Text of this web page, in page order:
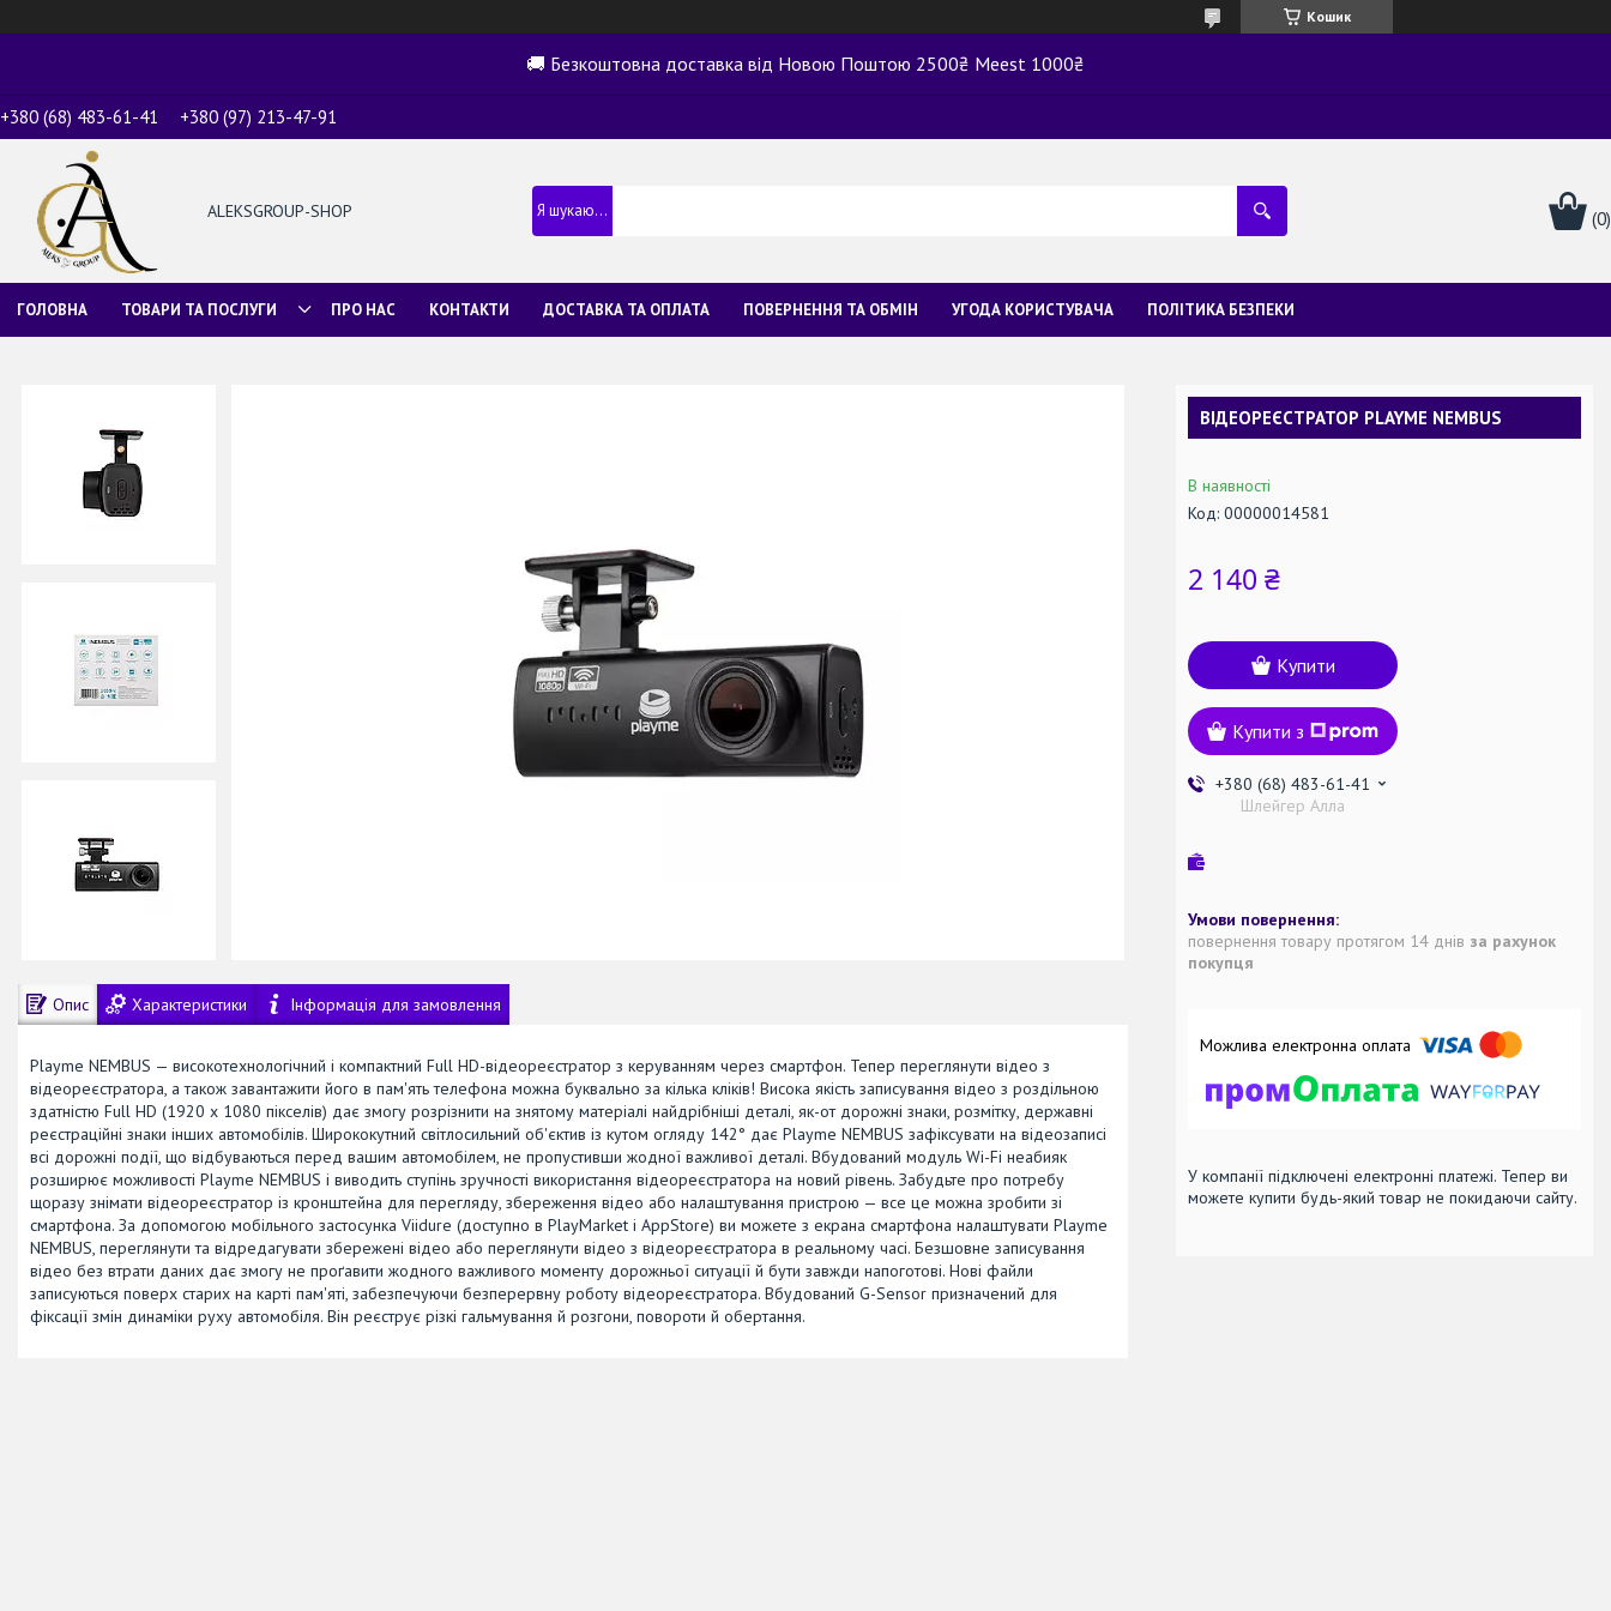
Кошик
🚚 Безкоштовна доставка від Новою Поштою 2500₴ Meest 1000₴
+380 (68) 483-61-41 +380 (97) 213-47-91
ALEKSGROUP-SHOP
ГОЛОВНА ТОВАРИ ТА ПОСЛУГИ ПРО НАС КОНТАКТИ ДОСТАВКА ТА ОПЛАТА ПОВЕРНЕННЯ ТА ОБМІН УГОДА КОРИСТУВАЧА ПОЛІТИКА БЕЗПЕКИ
Опис Характеристики Інформація для замовлення
Playme NEMBUS — високотехнологічний і компактний Full HD-відеореєстратор з керуванням через смартфон. Тепер переглянути відео з
відеореєстратора, а також завантажити його в пам'ять телефона можна буквально за кілька кліків! Висока якість записування відео з роздільною
здатністю Full HD (1920 х 1080 пікселів) дає змогу розрізнити на знятому матеріалі найдрібніші деталі, як-от дорожні знаки, розмітку, державні
реєстраційні знаки інших автомобілів. Ширококутний світлосильний об'єктив із кутом огляду 142° дає Playme NEMBUS зафіксувати на відеозаписі
всі дорожні події, що відбуваються перед вашим автомобілем, не пропустивши жодної важливої деталі. Вбудований модуль Wi-Fi неабияк
розширює можливості Playme NEMBUS і виводить ступінь зручності використання відеореєстратора на новий рівень. Забудьте про потребу
щоразу знімати відеореєстратор із кронштейна для перегляду, збереження відео або налаштування пристрою — все це можна зробити зі
смартфона. За допомогою мобільного застосунка Viidure (доступно в PlayMarket і AppStore) ви можете з екрана смартфона налаштувати Playme
NEMBUS, переглянути та відредагувати збережені відео або переглянути відео з відеореєстратора в реальному часі. Безшовне записування
відео без втрати даних дає змогу не проґавити жодного важливого моменту дорожньої ситуації й бути завжди напоготові. Нові файли
записуються поверх старих на карті пам'яті, забезпечуючи безперервну роботу відеореєстратора. Вбудований G-Sensor призначений для
фіксації змін динаміки руху автомобіля. Він реєструє різкі гальмування й розгони, повороти й обертання.
ВІДЕОРЕЄСТРАТОР PLAYME NEMBUS
В наявності
Код: 00000014581
2 140 ₴
Купити
Купити з
+380 (68) 483-61-41
Шлейгер Алла
повернення товару протягом 14 днів за рахунок
покупця
У компанії підключені електронні платежі. Тепер ви
можете купити будь-який товар не покидаючи сайту.